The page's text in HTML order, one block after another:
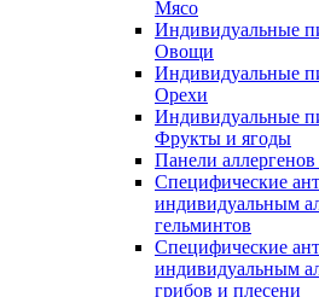
Мясо
Индивидуальные
Овощи
Индивидуальные
Орехи
Индивидуальные
Фрукты и ягоды
Панели
Специфические
индивидуальным
гельминтов
Специфические
индивидуальным
грибов и плесени